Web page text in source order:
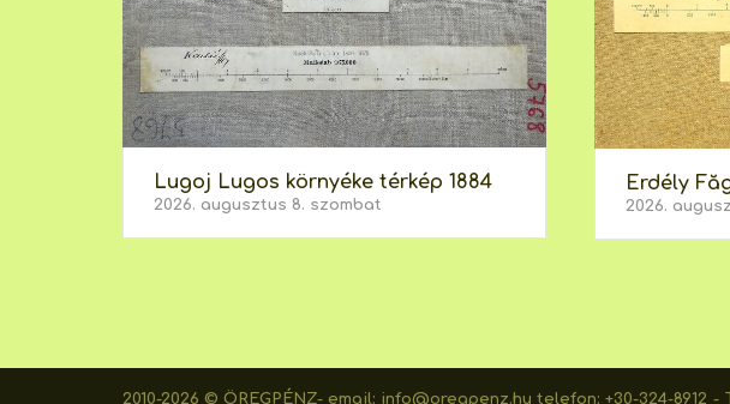
Lugoj Lugos környéke térkép 1884
2026. augusztus 8. szombat
Erdély
2026.
2010-2026 © ÖREGPÉNZ- email: info@oregpenz.hu telefon: +30-324-8912